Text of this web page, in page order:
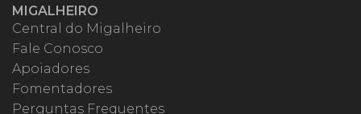
MIGALHEIRO
Central do Migalheiro
Fale Conosco
Apoiadores
Fomentadores
Perguntas Frequentes